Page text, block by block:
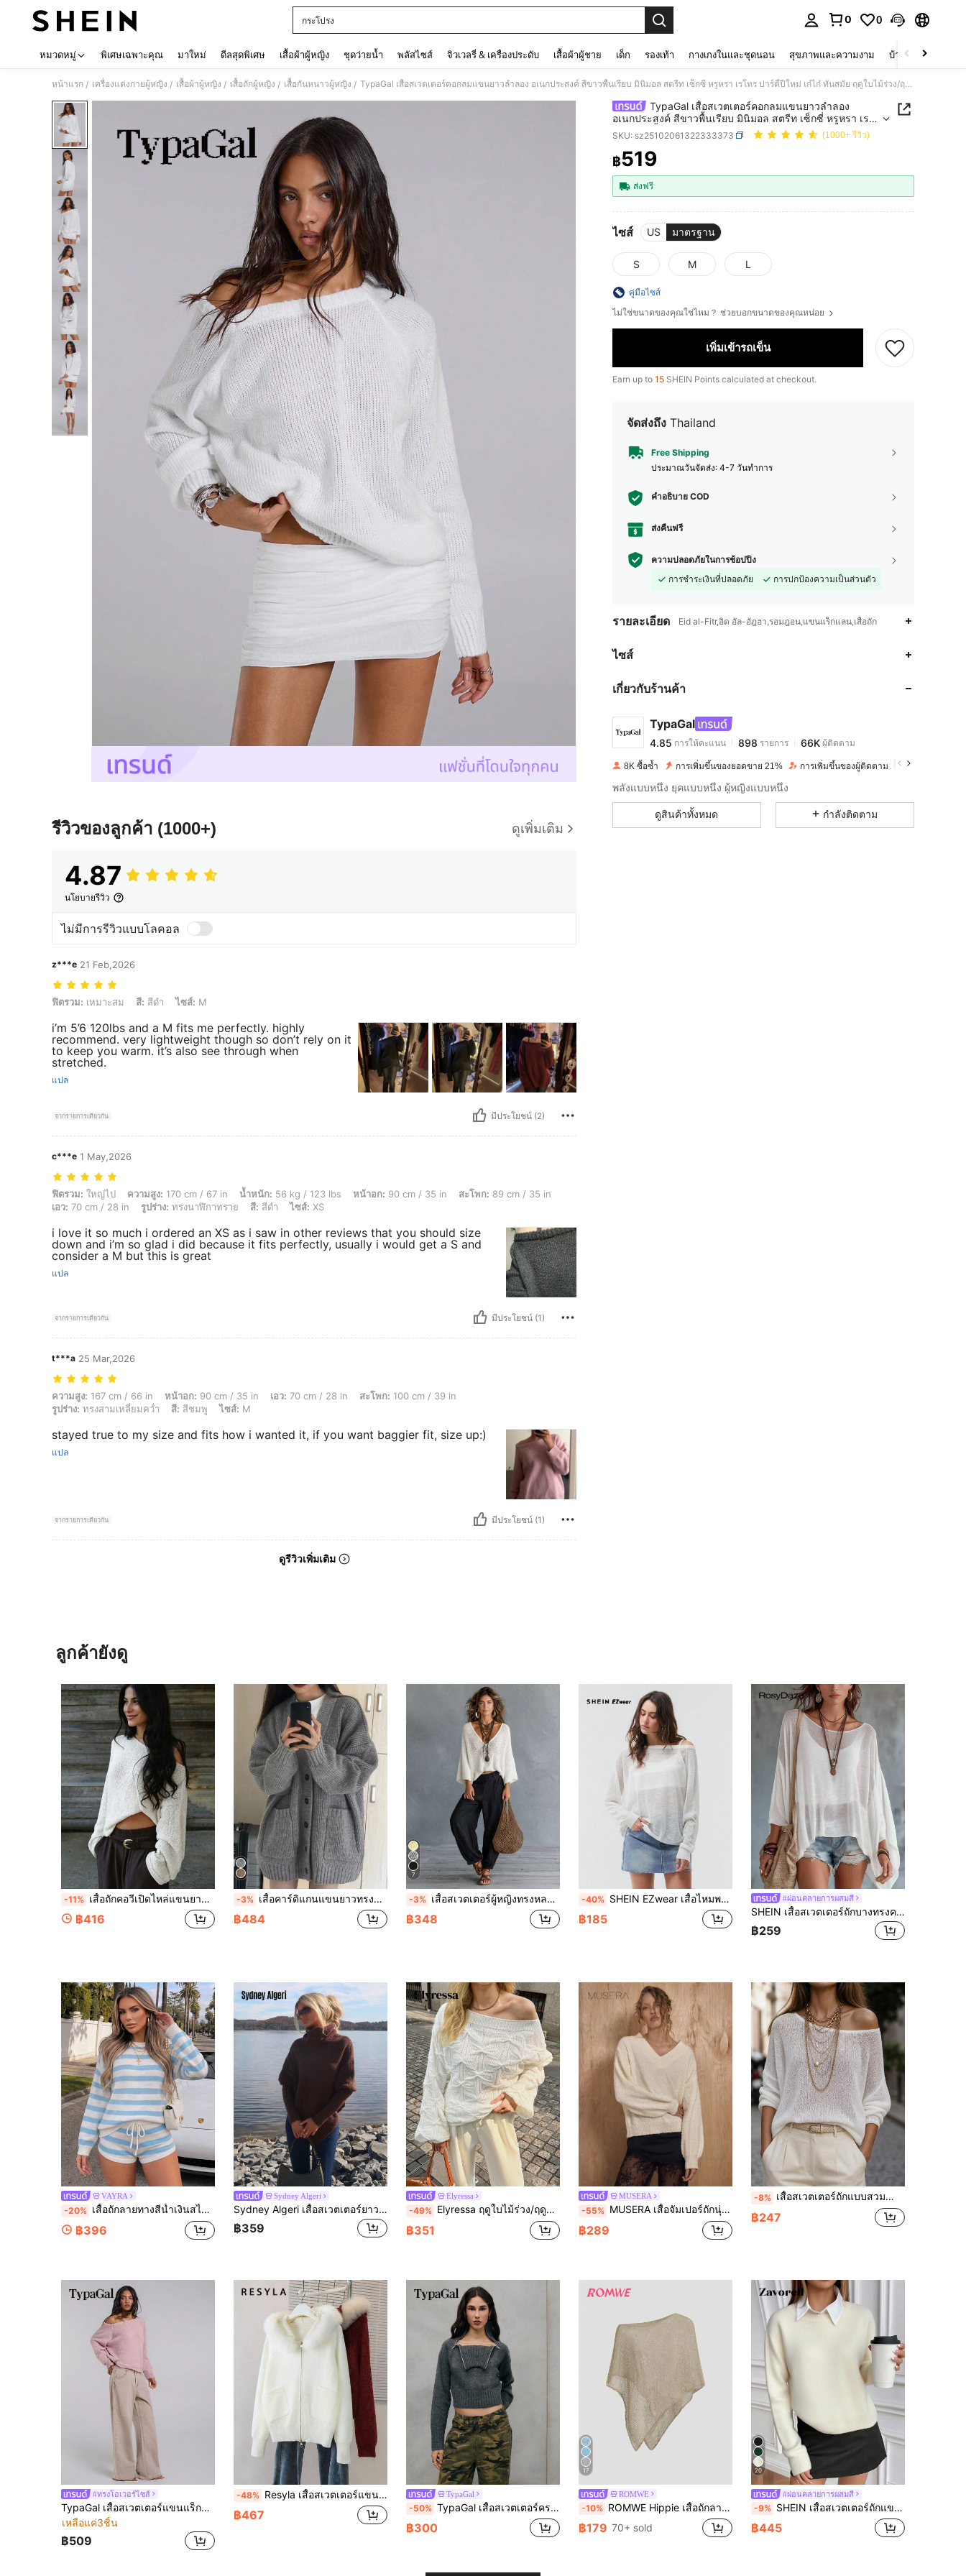
กระโปรง
0 0
หมวดหมู่ พิเศษเฉพาะคุณ มาใหม่ ดีลสุดพิเศษ เสื้อผ้าผู้หญิง ชุดว่ายน้ำ พลัสไซส์ จิวเวลรี่ & เครื่องประดับ เสื้อผ้าผู้ชาย เด็ก รองเท้า กางเกงในและชุดนอน สุขภาพและความงาม บ้านและที่อยู่อาศัย
หน้าแรก / เครื่องแต่งกายผู้หญิง / เสื้อผ้าผู้หญิง / เสื้อถักผู้หญิง / เสื้อกันหนาวผู้หญิง / TypaGal เสื้อสเวตเตอร์คอกลมแขนยาวลำลอง อเนกประสงค์ สีขาวพื้นเรียบ มินิมอล สตรีท เซ็กซี่ หรูหรา เรโทร ปาร์ตี้ปีใหม่ เก๋ไก๋ ทันสมัย ฤดูใบไม้ร่วง/ฤดูหนาว คอไม่สมมาตร
รีวิวของลูกค้า (1000+) ดูเพิ่มเติม
4.87
นโยบายรีวิว
ไม่มีการรีวิวแบบโลคอล
z***e 21 Feb,2026
ฟิตรวม: เหมาะสม, สี: สีดำ, ไซส์: M
ฟิตรวม: เหมาะสม สี: สีดำ ไซส์: M
i’m 5’6 120lbs and a M fits me perfectly. highly
recommend. very lightweight though so don’t rely on it
to keep you warm. it’s also see through when
stretched.
แปล
จากรายการเดียวกัน มีประโยชน์ (2)
c***e 1 May,2026
ฟิตรวม: ใหญ่ไป, ความสูง: 170 cm / 67 in, น้ำหนัก: 56 kg / 123 lbs, หน้าอก: 90 cm / 35 in, สะโพก: 89 cm / 35 in, เอว: 70 cm / 28 in, รูปร่าง: ทรงนาฬิกาทราย, สี: สีดำ, ไซส์: XS
ฟิตรวม: ใหญ่ไป ความสูง: 170 cm / 67 in น้ำหนัก: 56 kg / 123 lbs หน้าอก: 90 cm / 35 in สะโพก: 89 cm / 35 in
เอว: 70 cm / 28 in รูปร่าง: ทรงนาฬิกาทราย สี: สีดำ ไซส์: XS
i love it so much i ordered an XS as i saw in other reviews that you should size
down and i’m so glad i did because it fits perfectly, usually i would get a S and
consider a M but this is great
แปล
จากรายการเดียวกัน มีประโยชน์ (1)
t***a 25 Mar,2026
ความสูง: 167 cm / 66 in, หน้าอก: 90 cm / 35 in, เอว: 70 cm / 28 in, สะโพก: 100 cm / 39 in, รูปร่าง: ทรงสามเหลี่ยมคว่ำ, สี: สีชมพู, ไซส์: M
ความสูง: 167 cm / 66 in หน้าอก: 90 cm / 35 in เอว: 70 cm / 28 in สะโพก: 100 cm / 39 in
รูปร่าง: ทรงสามเหลี่ยมคว่ำ สี: สีชมพู ไซส์: M
stayed true to my size and fits how i wanted it, if you want baggier fit, size up:)
แปล
จากรายการเดียวกัน มีประโยชน์ (1)
ดูรีวิวเพิ่มเติม
TypaGal เสื้อสเวตเตอร์คอกลมแขนยาวลำลอง
อเนกประสงค์ สีขาวพื้นเรียบ มินิมอล สตรีท เซ็กซี่ หรูหรา เร
โทร ปาร์ตี้ปีใหม่ เก๋ไก๋ ทันสมัย ฤดูใบไม้ร่วง/ฤดูหนาว คอไม่
สมมาตร
SKU: sz25102061322333373 (1000+ รีวิว)
PRICE AND AVAILABILITY
฿519
ส่งฟรี
ไซส์ US มาตรฐาน
S M L
คู่มือไซส์
ไม่ใช่ขนาดของคุณใช่ไหม？ ช่วยบอกขนาดของคุณหน่อย
เพิ่มเข้ารถเข็น
Earn up to 15 SHEIN Points calculated at checkout.
จัดส่งถึง Thailand
Free Shipping
ประมาณวันจัดส่ง: 4-7 วันทำการ
คำอธิบาย COD
ส่งคืนฟรี
ความปลอดภัยในการช้อปปิ้ง
การชำระเงินที่ปลอดภัย
การปกป้องความเป็นส่วนตัว
รายละเอียด Eid al-Fitr,อิด อัล-อัฎฮา,รอมฎอน,แขนแร็กแลน,เสื้อถัก
ไซส์
เกี่ยวกับร้านค้า
TypaGal
4.85
4.85 การให้คะแนน
V***yจ่าย1 วันที่ผ่านมา
4.85 66K
8K ซื้อซ้ำ การเพิ่มขึ้นของยอดขาย 21% การเพิ่มขึ้นของผู้ติดตาม 21%
พลังแบบหนึ่ง ยุคแบบหนึ่ง ผู้หญิงแบบหนึ่ง
ดูสินค้าทั้งหมด กำลังติดตาม
ลูกค้ายังดู
-11% เสื้อถักคอวีเปิดไหล่แขนยาวหลวมสำหรับผู้หญิง สีพื้น สไตล์ฝรั่งเศสวินเทจหรูหรา สำหรับฤดูใบไม้ร่วง/ฤดูหนาว นุ่มสบาย ชิค อเนกประสงค์ สีขาว
฿416
-3% เสื้อคาร์ดิแกนแขนยาวทรงหลวมสำหรับผู้หญิง, มีกระดุมหน้าและกระเป๋า, สำหรับฤดูใบไม้ร่วง/ฤดูหนาว สไตล์ลำลอง
฿484
7
-3% เสื้อสเวตเตอร์ผู้หญิงทรงหลวมพิเศษ คอวี แบบสวมหัว ทรงเคป สำหรับฤดูใบไม้ร่วง สไตล์โบฮีเมียน สีพื้น มินิมอล น้ำหนักเบา ผ้าเนื้อนุ่ม ระบายอากาศได้ดี เป็นมิตรต่อผิว เหมาะสำหรับใส่เที่ยวพักผ่อนและวันสบายๆ
฿348
-40% SHEIN EZwear เสื้อไหมพรมคาวสูลอกไหล่ยาว สีเรียบ แนวมินิมอล ชิ้นเดียว บางโปร่ง ใส่ผ่อนคลาย สำหรับผู้หญิง
฿185
#ผ่อนคลายการผสมสี
SHEIN เสื้อสเวตเตอร์ถักบางทรงคอเรือ แขนค้างคาวทรงโดลแมน หลวมสบาย สีขาว สีพื้น สไตล์ลำลองขี้เกียจ อเนกประสงค์ สำหรับผู้หญิง ฤดูใบไม้ผลิ/ฤดูร้อน ใส่เที่ยวพักผ่อน ไปทะเล ออกไปข้างนอก ไปทำงาน เสื้อท็อปสีขาวสำหรับผู้หญิง
฿259
VAYRA
-20% เสื้อถักลายทางสีน้ำเงินสไตล์พรีพพีสำหรับผู้หญิง, เสื้อสเวตเตอร์คอกลมแขนยาวลายริบ, สไตล์สตรีทสบายๆ สำหรับฤดูร้อน ฤดูใบไม้ร่วง, วันหยุด, ร้านกาแฟ, สวมใส่ที่บ้าน
฿396
Sydney Algeri
Sydney Algeri เสื้อสเวตเตอร์ยาวเปิดไหล่สำหรับผู้หญิงสีขาวน้ำนม สำหรับฤดูใบไม้ร่วง/ฤดูหนาว
฿359
Elyressa
-49% Elyressa ฤดูใบไม้ร่วง/ฤดูหนาว เสื้อถักหลวมไหล่เปิด พร้อมแขนพองสลับลายสำหรับสตรี
฿351
MUSERA
-55% MUSERA เสื้อจัมเปอร์ถักนุ่มฟูคอวีลึกทรงหลวมสำหรับฤดูหนาว ปีใหม่ น่ารัก เซ็กซี่ สำหรับออกงานปาร์ตี้ตอนเย็น เน้นสำหรับวันวาเลนไทน์
฿289
-8% เสื้อสเวตเตอร์ถักแบบสวมสำหรับผู้หญิง แขนยาวกึ่งโปร่งใส สไตล์ลำลอง เหมาะสำหรับสวมใส่ในฤดูใบไม้ร่วง ผ้ามีความยืดหยุ่นสูง สีขาว
฿247
#ทรงโอเวอร์ไซส์
TypaGal เสื้อสเวตเตอร์แขนแร็กแลนสีชมพูซากุระสีพื้นสำหรับผู้หญิงแบบหลวมและลำลองสำหรับฤดูหนาวและฤดูใบไม้ร่วง สไตล์โมเดิร์น ไวลด์ชิค ปาร์ตี้ปีใหม่ เรโทร หรูหรา เซ็กซี่ สตรีท มินิมอล เสื้อแขนยาว เสื้อเปิดไหล่
เหลือแค่3ชิ้น
฿509
-48% Resyla เสื้อสเวตเตอร์แขนยาวมีฮู้ด ซิปหน้า สีพื้น แต่งขนเฟอร์สังเคราะห์
฿467
TypaGal
-50% TypaGal เสื้อสเวตเตอร์ครอปสีชาร์โคลหรูหราพร้อมพื้นผิวแบบริบและรายละเอียดคอปกแบบซิปเพื่อลุคที่ทันสมัยและหรูหรา เป็นไอเท็มที่มีสไตล์สำหรับชุดเสื้อผ้าลำลองที่เก๋ไก๋ของผู้หญิง
฿300
17
ROMWE
-10% ROMWE Hippie เสื้อถักลายฉลุหลวมสำหรับผู้หญิง, เหมาะสำหรับวันหยุดพักผ่อนริมชายหาด
฿179 70+ sold
20
#ผ่อนคลายการผสมสี
-9% SHEIN เสื้อสเวตเตอร์ถักแขนยาว คอกลม สีพื้น สไตล์ลำลอง
฿445